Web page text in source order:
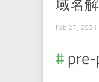
Feb 27, 2021